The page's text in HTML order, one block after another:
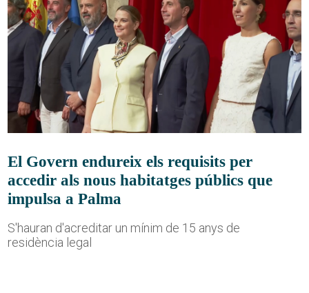
El Govern endureix els requisits per
accedir als nous habitatges públics que
impulsa a Palma
S'hauran d'acreditar un mínim de 15 anys de
residència legal